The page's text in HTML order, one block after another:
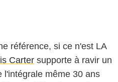
référence, si ce n'est LA
Carter supporte à ravir un
l'intégrale même 30 ans